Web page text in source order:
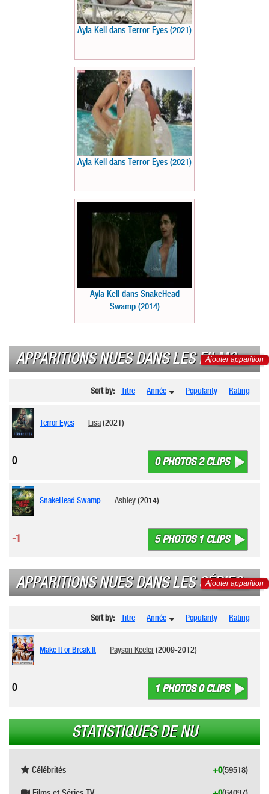
Ayla Kell dans Terror Eyes (2021)
Ayla Kell dans Terror Eyes (2021)
Ayla Kell dans SnakeHead
Swamp (2014)
APPARITIONS NUES DANS LES FILMS
Ajouter apparition
Sort by: Titre Année Popularity Rating
Terror Eyes Lisa(2021)
0 PHOTOS 2 CLIPS
0
SnakeHead Swamp Ashley(2014)
5 PHOTOS 1 CLIPS
-1
APPARITIONS NUES DANS LES SÉRIES
Ajouter apparition
Sort by: Titre Année Popularity Rating
Make It or Break It Payson Keeler(2009-2012)
1 PHOTOS 0 CLIPS
0
STATISTIQUES DE NU
Célébrités (59518)
+0